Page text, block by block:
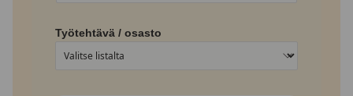
Työtehtävä / osasto